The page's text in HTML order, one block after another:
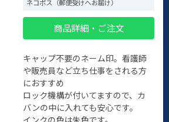
ネコポス（郵便受けへお届け）
商品詳細・ご注文
キャップ不要のネーム印。看護師
や販売員など立ち仕事をされる方
におすすめ
ロック機構が付いてますので、カ
バンの中に入れても安心です。